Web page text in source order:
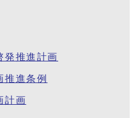
発推進計画
推進条例
計画